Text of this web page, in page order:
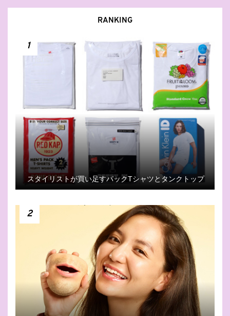
RANKING
1
スタイリストが買い足すパックTシャツとタンクトップ
2